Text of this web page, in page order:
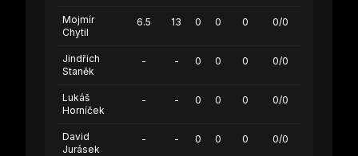
Mojmír
Chytil
6.5 13 0 0 0 0/0
Jindřich
Staněk
- - 0 0 0 0/0
Lukáš
Horníček
- - 0 0 0 0/0
David
Jurásek
- - 0 0 0 0/0